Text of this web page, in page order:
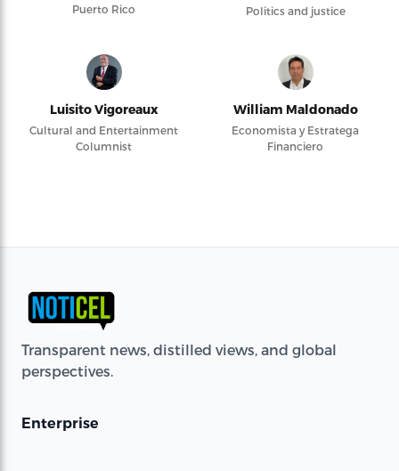
Puerto Rico
Politics and justice
Luisito Vigoreaux
Cultural and Entertainment
Columnist
William Maldonado
Economista y Estratega
Financiero
Transparent news, distilled views, and global
perspectives.
Enterprise